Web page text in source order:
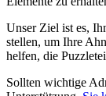
Unser Ziel ist es,
stellen, um Ihre
helfen, die
Sollten wichtige